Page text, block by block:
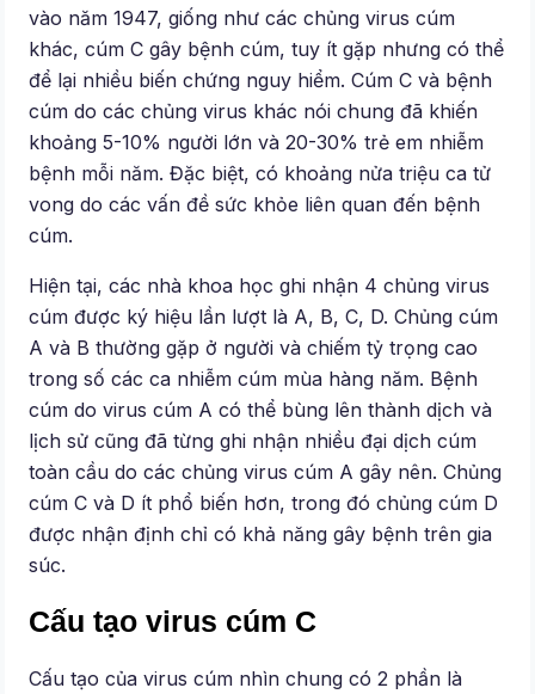
vào năm 1947, giống như các chủng virus cúm
khác, cúm C gây bệnh cúm, tuy ít gặp nhưng có thể
để lại nhiều biến chứng nguy hiểm. Cúm C và bệnh
cúm do các chủng virus khác nói chung đã khiến
khoảng 5-10% người lớn và 20-30% trẻ em nhiễm
bệnh mỗi năm. Đặc biệt, có khoảng nửa triệu ca tử
vong do các vấn đề sức khỏe liên quan đến bệnh
cúm.
Hiện tại, các nhà khoa học ghi nhận 4 chủng virus
cúm được ký hiệu lần lượt là A, B, C, D. Chủng cúm
A và B thường gặp ở người và chiếm tỷ trọng cao
trong số các ca nhiễm cúm mùa hàng năm. Bệnh
cúm do virus cúm A có thể bùng lên thành dịch và
lịch sử cũng đã từng ghi nhận nhiều đại dịch cúm
toàn cầu do các chủng virus cúm A gây nên. Chủng
cúm C và D ít phổ biến hơn, trong đó chủng cúm D
được nhận định chỉ có khả năng gây bệnh trên gia
súc.
Cấu tạo virus cúm C
Cấu tạo của virus cúm nhìn chung có 2 phần là